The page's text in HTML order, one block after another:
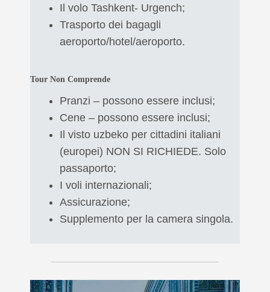
Il volo Tashkent- Urgench;
Trasporto dei bagagli
aeroporto/hotel/aeroporto.
Tour Non Comprende
Pranzi – possono essere inclusi;
Cene – possono essere inclusi;
Il visto uzbeko per cittadini italiani
(europei) NON SI RICHIEDE. Solo
passaporto;
I voli internazionali;
Assicurazione;
Supplemento per la camera singola.